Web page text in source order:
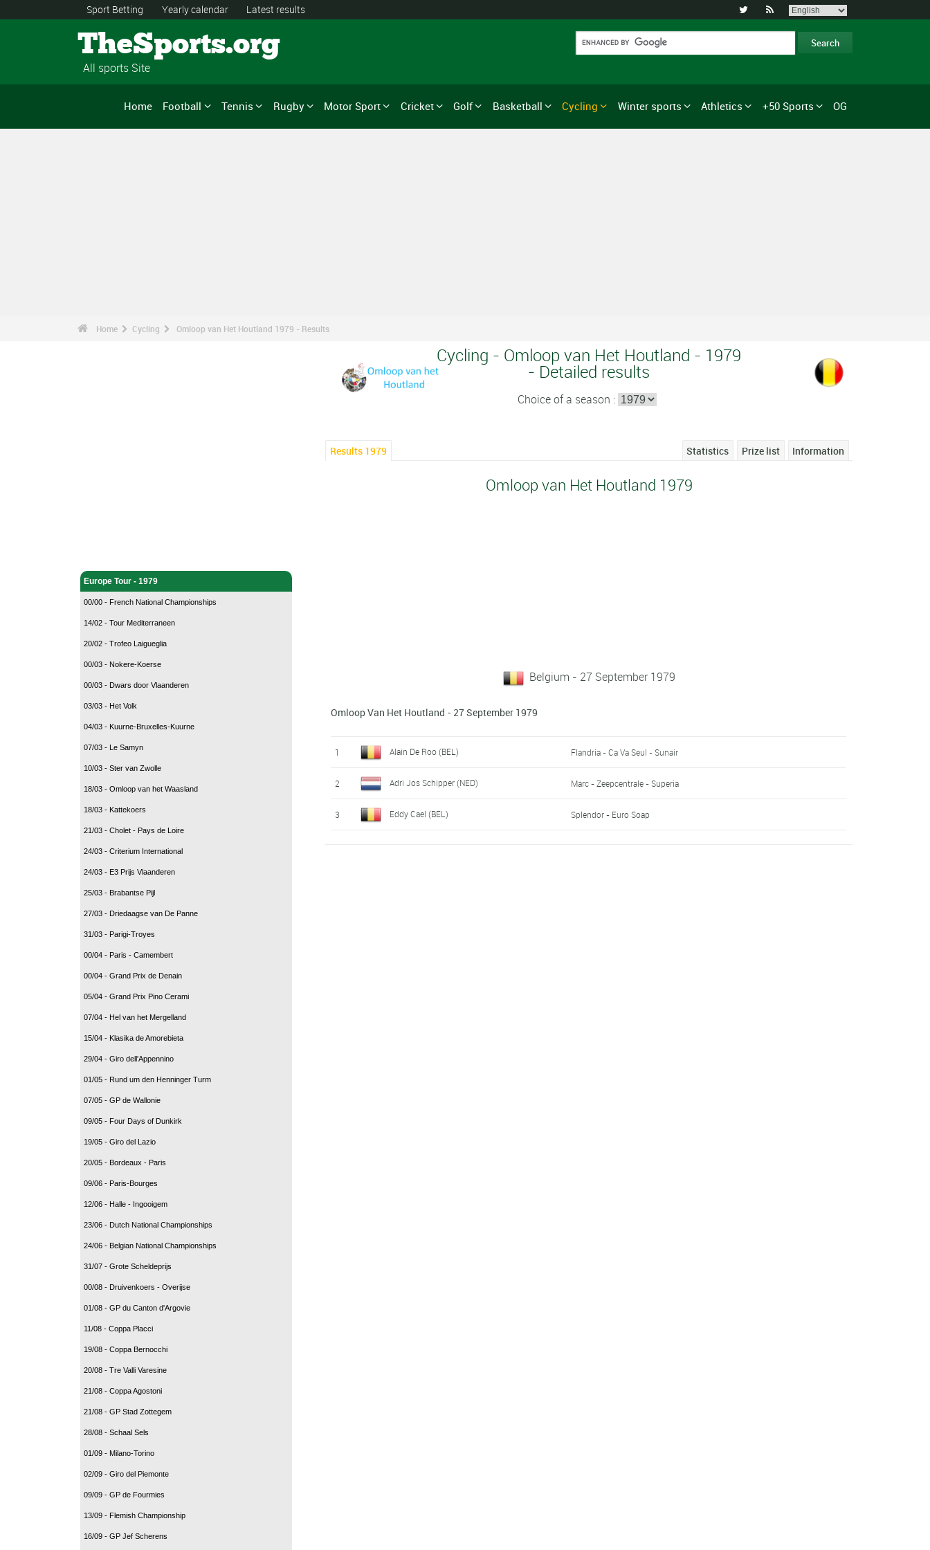
Sport Betting Yearly calendar Latest results  
TheSports.org
All sports Site
Home Football Tennis Rugby Motor Sport Cricket Golf Basketball Cycling Winter sports Athletics +50 Sports OG
Home Cycling Omloop van Het Houtland 1979 - Results
Europe Tour - 1979
00/00 - French National Championships
14/02 - Tour Mediterraneen
20/02 - Trofeo Laigueglia
00/03 - Nokere-Koerse
00/03 - Dwars door Vlaanderen
03/03 - Het Volk
04/03 - Kuurne-Bruxelles-Kuurne
07/03 - Le Samyn
10/03 - Ster van Zwolle
18/03 - Omloop van het Waasland
18/03 - Kattekoers
21/03 - Cholet - Pays de Loire
24/03 - Criterium International
24/03 - E3 Prijs Vlaanderen
25/03 - Brabantse Pijl
27/03 - Driedaagse van De Panne
31/03 - Parigi-Troyes
00/04 - Paris - Camembert
00/04 - Grand Prix de Denain
05/04 - Grand Prix Pino Cerami
07/04 - Hel van het Mergelland
15/04 - Klasika de Amorebieta
29/04 - Giro dell'Appennino
01/05 - Rund um den Henninger Turm
07/05 - GP de Wallonie
09/05 - Four Days of Dunkirk
19/05 - Giro del Lazio
20/05 - Bordeaux - Paris
09/06 - Paris-Bourges
12/06 - Halle - Ingooigem
23/06 - Dutch National Championships
24/06 - Belgian National Championships
31/07 - Grote Scheldeprijs
00/08 - Druivenkoers - Overijse
01/08 - GP du Canton d'Argovie
11/08 - Coppa Placci
19/08 - Coppa Bernocchi
20/08 - Tre Valli Varesine
21/08 - Coppa Agostoni
21/08 - GP Stad Zottegem
28/08 - Schaal Sels
01/09 - Milano-Torino
02/09 - Giro del Piemonte
09/09 - GP de Fourmies
13/09 - Flemish Championship
16/09 - GP Jef Scherens
Cycling - Omloop van Het Houtland - 1979
- Detailed results
Choice of a season :
Results 1979 Information
Prize list
Statistics
Omloop van Het Houtland 1979
Belgium - 27 September 1979
Omloop Van Het Houtland - 27 September 1979
1 Alain De Roo (BEL) Flandria - Ca Va Seul - Sunair
2 Adri Jos Schipper (NED) Marc - Zeepcentrale - Superia
3 Eddy Cael (BEL) Splendor - Euro Soap